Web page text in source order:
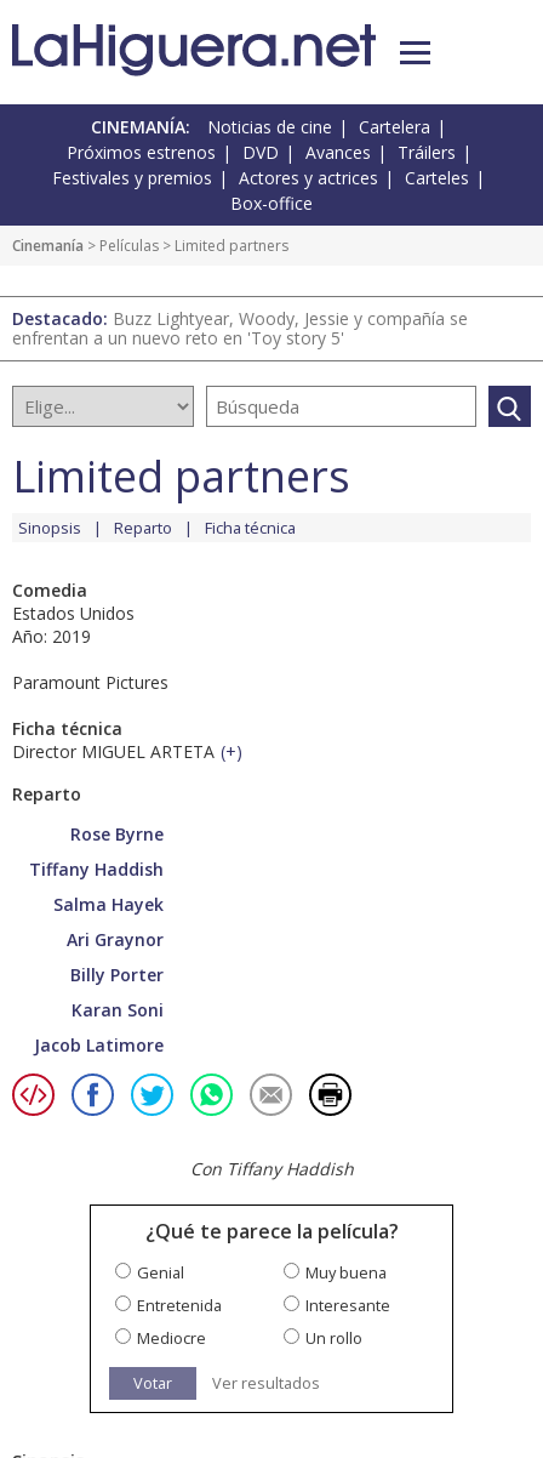
CINEMANÍA: Noticias de cine
Cartelera
Próximos estrenos
DVD Avances
Tráilers
Festivales y premios
Actores y actrices
Carteles
Box-office
Cinemanía > Películas > Limited partners
Destacado: Buzz Lightyear, Woody, Jessie y compañía se
enfrentan a un nuevo reto en 'Toy story 5'
Limited partners
Sinopsis Reparto Ficha técnica
Comedia
Estados Unidos
Año: 2019
Paramount Pictures
Ficha técnica
Director MIGUEL ARTETA (+)
Reparto
Rose Byrne
Tiffany Haddish
Salma Hayek
Ari Graynor
Billy Porter
Karan Soni
Jacob Latimore
Con Tiffany Haddish
¿Qué te parece la película?
Genial
Muy buena
Entretenida
Interesante
Mediocre
Un rollo
Votar Ver resultados